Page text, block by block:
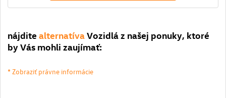
nájdite alternatívaVozidlá z našej ponuky, ktoré
by Vás mohli zaujímať:
* Zobraziť právne informácie